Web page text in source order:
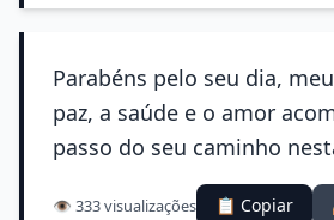
Parabéns pelo seu dia,
paz, a saúde e o amor
passo do seu caminho
👁️ 333 visualizações 📋 Copiar